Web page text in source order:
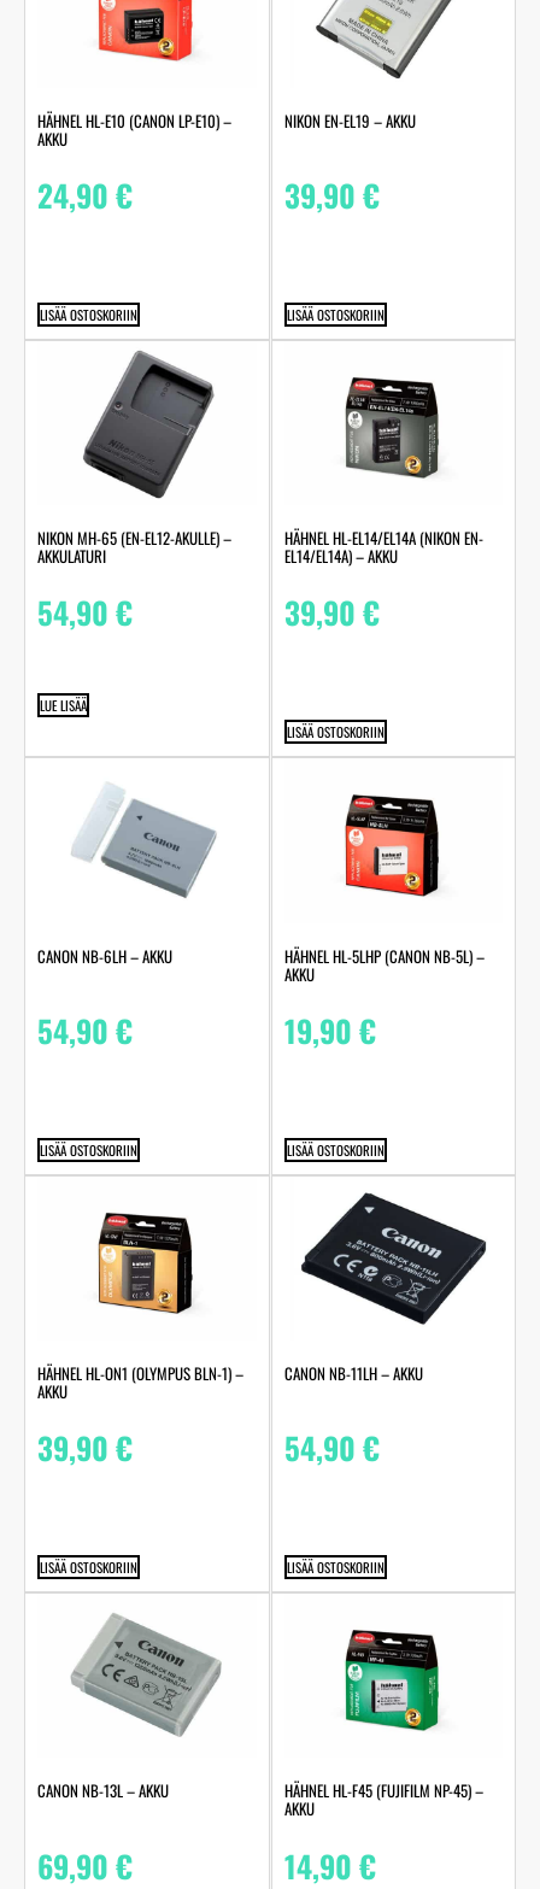
HÄHNEL HL-E10 (CANON LP-E10) –
AKKU
24,90€
LISÄÄ OSTOSKORIIN
NIKON EN-EL19 – AKKU
39,90€
LISÄÄ OSTOSKORIIN
NIKON MH-65 (EN-EL12-AKULLE) –
AKKULATURI
54,90€
LUE LISÄÄ
HÄHNEL HL-EL14/EL14A (NIKON EN-
EL14/EL14A) – AKKU
39,90€
LISÄÄ OSTOSKORIIN
CANON NB-6LH – AKKU
54,90€
LISÄÄ OSTOSKORIIN
HÄHNEL HL-5LHP (CANON NB-5L) –
AKKU
19,90€
LISÄÄ OSTOSKORIIN
HÄHNEL HL-ON1 (OLYMPUS BLN-1) –
AKKU
39,90€
LISÄÄ OSTOSKORIIN
CANON NB-11LH – AKKU
54,90€
LISÄÄ OSTOSKORIIN
CANON NB-13L – AKKU
69,90€
HÄHNEL HL-F45 (FUJIFILM NP-45) –
AKKU
14,90€